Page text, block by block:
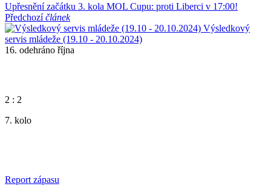
Upřesnění začátku 3. kola MOL Cupu: proti Liberci v 17:00!
Předchozíčlánek
Výsledkový
servis mládeže (19.10 - 20.10.2024)
16. odehráno října
2 : 2
7. kolo
Report zápasu